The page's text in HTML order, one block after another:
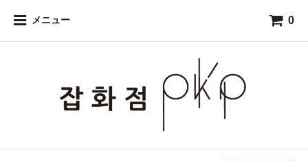
メニュー 0